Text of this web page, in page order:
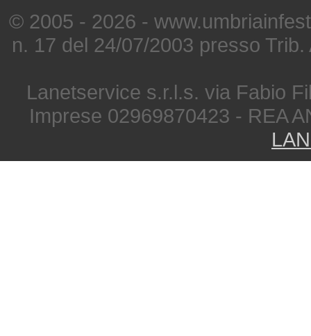
© 2005 - 2026 -
n. 17 del 24/07/2003 presso
Lanetservice s.r.l.s. via Fabio
Imprese 02969870423 - REA